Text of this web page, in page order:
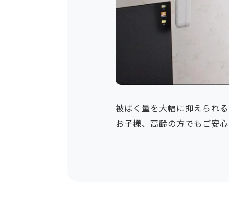
被ばく量を大幅に抑えられ
お子様、高齢の方でもご安